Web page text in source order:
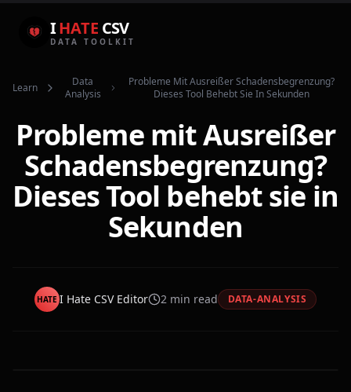
IHATE CSV
DATA TOOLKIT
Learn
Data
Analysis
Probleme Mit Ausreißer Schadensbegrenzung?
Dieses Tool Behebt Sie In Sekunden
Probleme mit Ausreißer
Schadensbegrenzung?
Dieses Tool behebt sie in
Sekunden
HATE I Hate CSV Editor 2min read DATA-ANALYSIS